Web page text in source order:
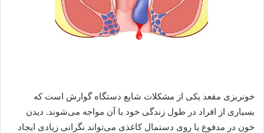
خونریزی مقعد یکی از مشکلات شایع دستگاه گوارش است که
بسیاری از افراد در طول زندگی خود با آن مواجه می‌شوند. دیدن
خون در مدفوع یا روی دستمال کاغذی می‌تواند نگرانی زیادی ایجاد